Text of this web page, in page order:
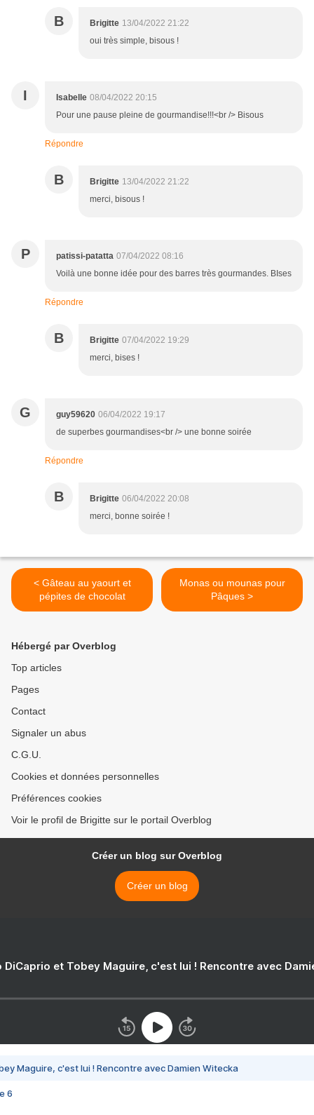
B Brigitte 13/04/2022 21:22
oui très simple, bisous !
I Isabelle 08/04/2022 20:15
Pour une pause pleine de gourmandise!!!<br /> Bisous
Répondre
B Brigitte 13/04/2022 21:22
merci, bisous !
P patissi-patatta 07/04/2022 08:16
Voilà une bonne idée pour des barres très gourmandes. BIses
Répondre
B Brigitte 07/04/2022 19:29
merci, bises !
G guy59620 06/04/2022 19:17
de superbes gourmandises<br /> une bonne soirée
Répondre
B Brigitte 06/04/2022 20:08
merci, bonne soirée !
< Gâteau au yaourt et
pépites de chocolat
Monas ou mounas pour
Pâques >
Hébergé par Overblog
Top articles
Pages
Contact
Signaler un abus
C.G.U.
Cookies et données personnelles
Préférences cookies
Voir le profil de Brigitte sur le portail Overblog
Créer un blog sur Overblog
Créer un blog
DiCaprio et Tobey Maguire, c'est lui ! Rencontre avec
Maguire, c'est lui ! Rencontre avec Damien Witecka
6